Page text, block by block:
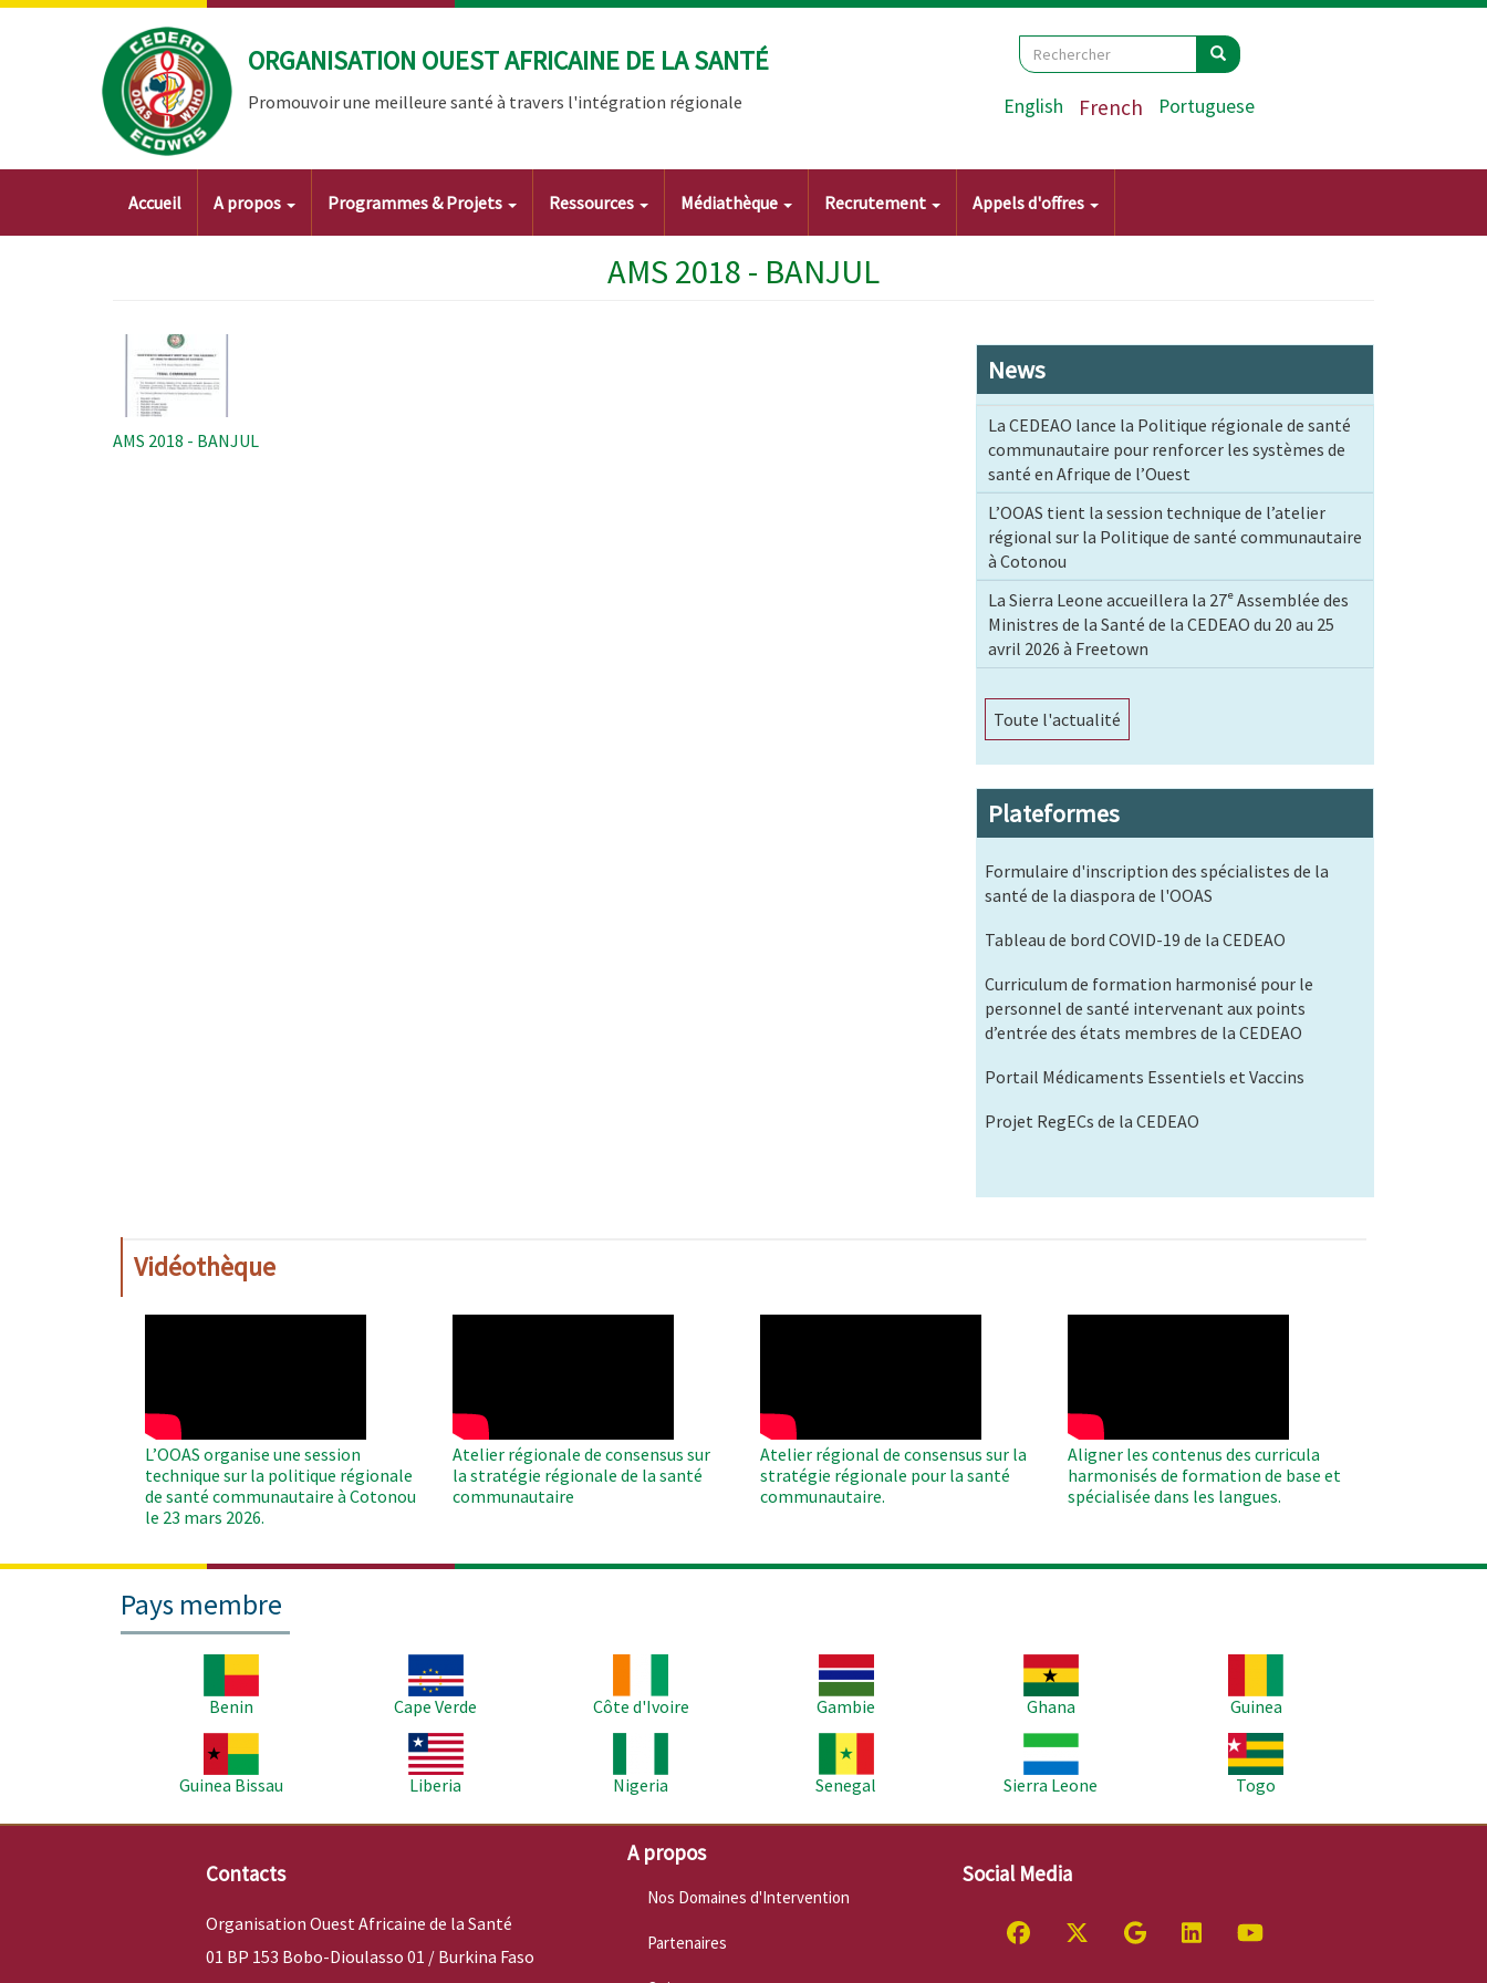
Aller
ORGANISATION OUEST AFRICAINE DE LA SANTÉ
Promouvoir une meilleure santé à travers l'intégration régionale
Search
Rechercher Rechercher
English French Portuguese
Main
navigation
Accueil A propos Programmes & Projets Ressources Médiathèque Recrutement Appels d'offres
AMS 2018 - BANJUL
Image
AMS 2018 - BANJUL
News
La CEDEAO lance la Politique régionale de santé
communautaire pour renforcer les systèmes de
santé en Afrique de l’Ouest
L’OOAS tient la session technique de l’atelier
régional sur la Politique de santé communautaire
à Cotonou
La Sierra Leone accueillera la 27ᵉ Assemblée des
Ministres de la Santé de la CEDEAO du 20 au 25
avril 2026 à Freetown
Toute l'actualité
Plateformes
Formulaire d'inscription des spécialistes de la
santé de la diaspora de l'OOAS
Tableau de bord COVID-19 de la CEDEAO
Curriculum de formation harmonisé pour le
personnel de santé intervenant aux points
d’entrée des états membres de la CEDEAO
Portail Médicaments Essentiels et Vaccins
Projet RegECs de la CEDEAO
Vidéothèque
L’OOAS organise une session
technique sur la politique régionale
de santé communautaire à Cotonou
le 23 mars 2026.
Atelier régionale de consensus sur
la stratégie régionale de la santé
communautaire
Atelier régional de consensus sur la
stratégie régionale pour la santé
communautaire.
Aligner les contenus des curricula
harmonisés de formation de base et
spécialisée dans les langues.
Pays membre
Benin
Cape Verde
Côte d'Ivoire
Gambie
Ghana
Guinea
Guinea Bissau
Liberia
Nigeria
Senegal
Sierra Leone
Togo
Contacts
Organisation Ouest Africaine de la Santé
01 BP 153 Bobo-Dioulasso 01 / Burkina Faso
A propos
Nos Domaines d'Intervention
Partenaires
Social Media